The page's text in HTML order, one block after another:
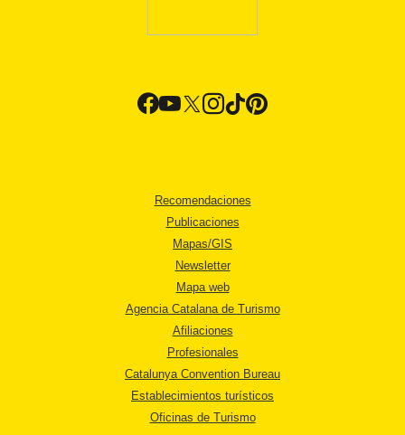
Recomendaciones
Publicaciones
Mapas/GIS
Newsletter
Mapa web
Agencia Catalana de Turismo
Afiliaciones
Profesionales
Catalunya Convention Bureau
Establecimientos turísticos
Oficinas de Turismo